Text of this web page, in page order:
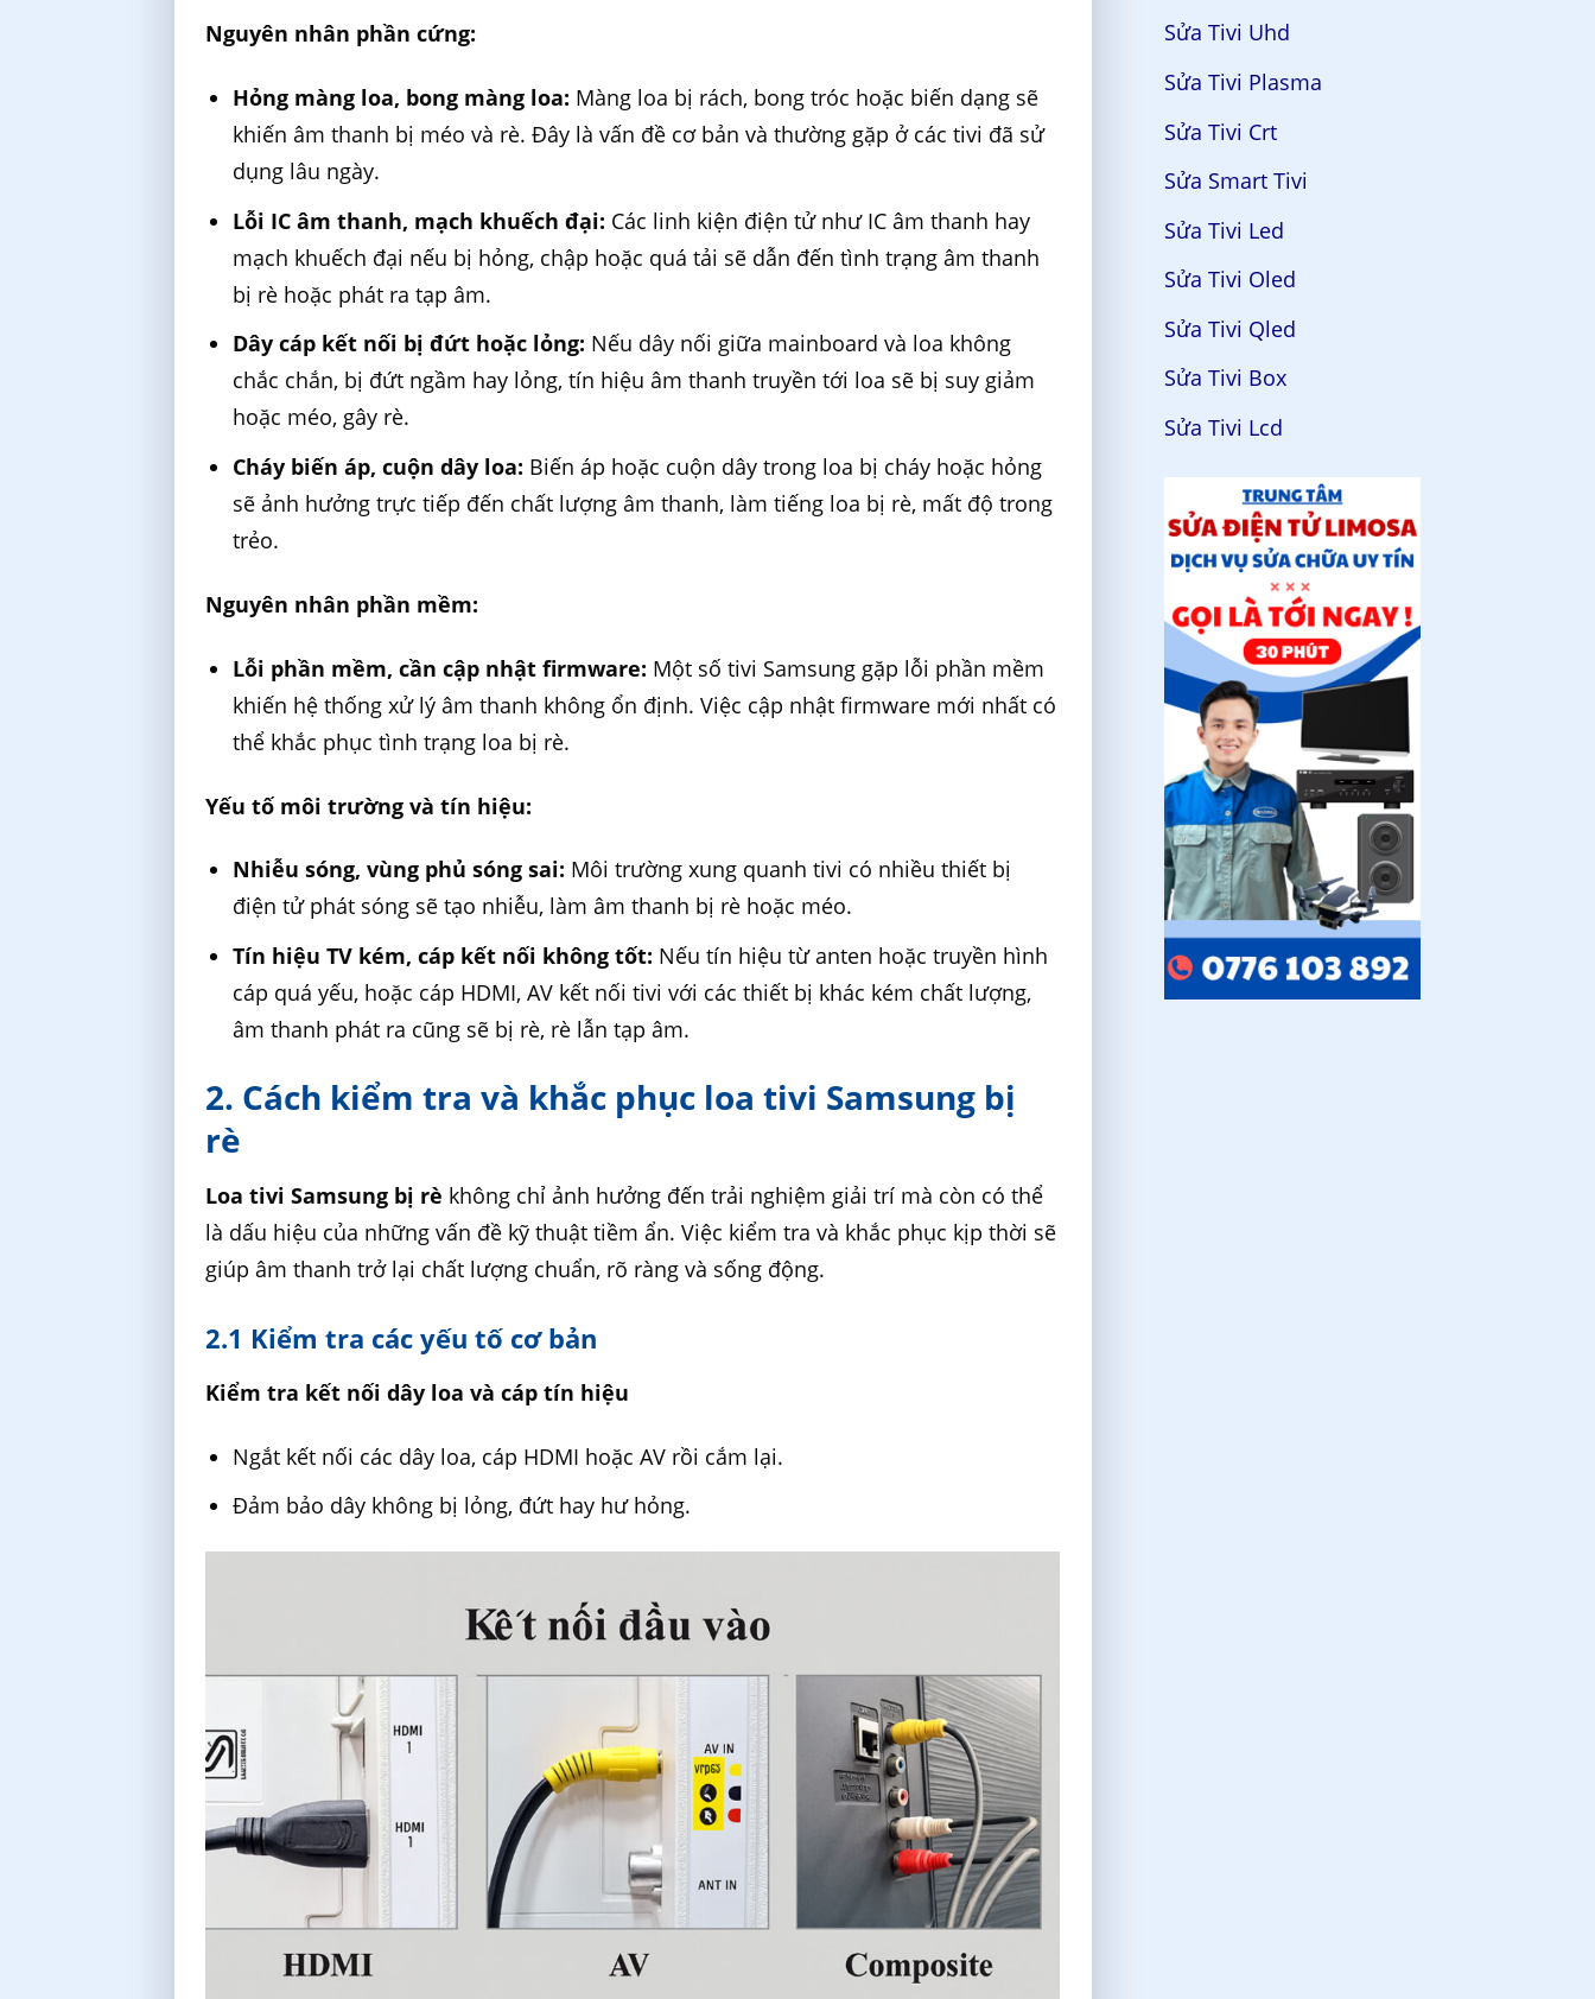
Nguyên nhân phần cứng:
Hỏng màng loa, bong màng loa: Màng loa bị rách, bong tróc hoặc biến dạng sẽ
khiến âm thanh bị méo và rè. Đây là vấn đề cơ bản và thường gặp ở các tivi đã sử
dụng lâu ngày.
Lỗi IC âm thanh, mạch khuếch đại: Các linh kiện điện tử như IC âm thanh hay
mạch khuếch đại nếu bị hỏng, chập hoặc quá tải sẽ dẫn đến tình trạng âm thanh
bị rè hoặc phát ra tạp âm.
Dây cáp kết nối bị đứt hoặc lỏng: Nếu dây nối giữa mainboard và loa không
chắc chắn, bị đứt ngầm hay lỏng, tín hiệu âm thanh truyền tới loa sẽ bị suy giảm
hoặc méo, gây rè.
Cháy biến áp, cuộn dây loa: Biến áp hoặc cuộn dây trong loa bị cháy hoặc hỏng
sẽ ảnh hưởng trực tiếp đến chất lượng âm thanh, làm tiếng loa bị rè, mất độ trong
trẻo.
Nguyên nhân phần mềm:
Lỗi phần mềm, cần cập nhật firmware: Một số tivi Samsung gặp lỗi phần mềm
khiến hệ thống xử lý âm thanh không ổn định. Việc cập nhật firmware mới nhất có
thể khắc phục tình trạng loa bị rè.
Yếu tố môi trường và tín hiệu:
Nhiễu sóng, vùng phủ sóng sai: Môi trường xung quanh tivi có nhiều thiết bị
điện tử phát sóng sẽ tạo nhiễu, làm âm thanh bị rè hoặc méo.
Tín hiệu TV kém, cáp kết nối không tốt: Nếu tín hiệu từ anten hoặc truyền hình
cáp quá yếu, hoặc cáp HDMI, AV kết nối tivi với các thiết bị khác kém chất lượng,
âm thanh phát ra cũng sẽ bị rè, rè lẫn tạp âm.
2. Cách kiểm tra và khắc phục loa tivi Samsung bị
rè
Loa tivi Samsung bị rè không chỉ ảnh hưởng đến trải nghiệm giải trí mà còn có thể
là dấu hiệu của những vấn đề kỹ thuật tiềm ẩn. Việc kiểm tra và khắc phục kịp thời sẽ
giúp âm thanh trở lại chất lượng chuẩn, rõ ràng và sống động.
2.1 Kiểm tra các yếu tố cơ bản
Kiểm tra kết nối dây loa và cáp tín hiệu
Ngắt kết nối các dây loa, cáp HDMI hoặc AV rồi cắm lại.
Đảm bảo dây không bị lỏng, đứt hay hư hỏng.
Sửa Tivi Uhd
Sửa Tivi Plasma
Sửa Tivi Crt
Sửa Smart Tivi
Sửa Tivi Led
Sửa Tivi Oled
Sửa Tivi Qled
Sửa Tivi Box
Sửa Tivi Lcd